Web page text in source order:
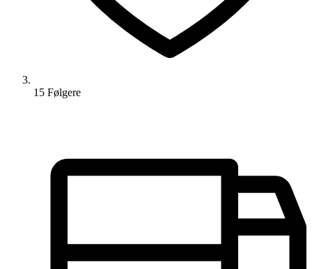
15 Følgere